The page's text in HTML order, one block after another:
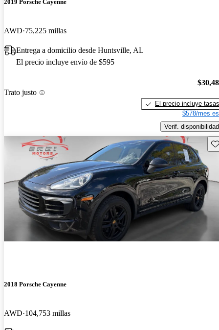
2019 Porsche Cayenne
AWD 75,225 millas
Entrega a domicilio desde Huntsville, AL
El precio incluye envío de $595
Trato justo
El precio incluye tasas
$578/mes
Verif. disponibilidad
2018 Porsche Cayenne
AWD 104,753 millas